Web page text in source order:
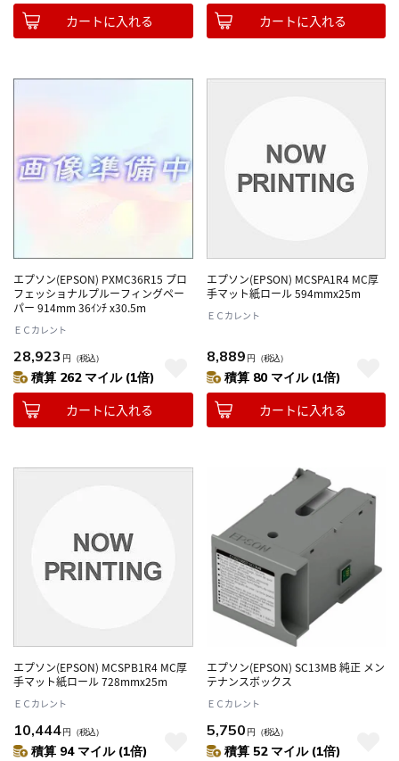
カートに入れる カートに入れる
エプソン(EPSON) PXMC36R15 プロ
フェッショナルプルーフィングペー
パー 914mm 36ｲﾝﾁ x30.5m
ＥＣカレント
28,923 円 （税込）
積算 262 マイル (1倍)
カートに入れる
エプソン(EPSON) MCSPA1R4 MC厚
手マット紙ロール 594mmx25m
ＥＣカレント
8,889 円 （税込）
積算 80 マイル (1倍)
カートに入れる
エプソン(EPSON) MCSPB1R4 MC厚
手マット紙ロール 728mmx25m
ＥＣカレント
10,444円 （税込）
積算 94 マイル (1倍)
エプソン(EPSON) SC13MB 純正 メン
テナンスボックス
ＥＣカレント
5,750 円 （税込）
積算 52 マイル (1倍)